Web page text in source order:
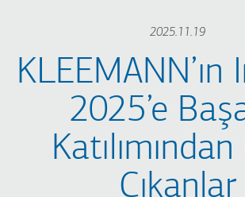
2025.11.19
2025’e
Çıkanlar